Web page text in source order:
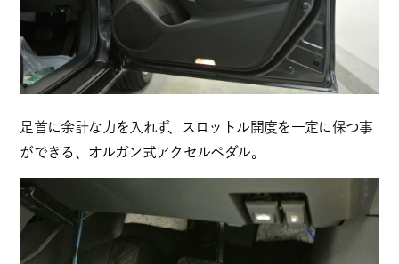
足首に余計な力を入れず、スロットル開度を一定に保つ事
ができる、オルガン式アクセルペダル。